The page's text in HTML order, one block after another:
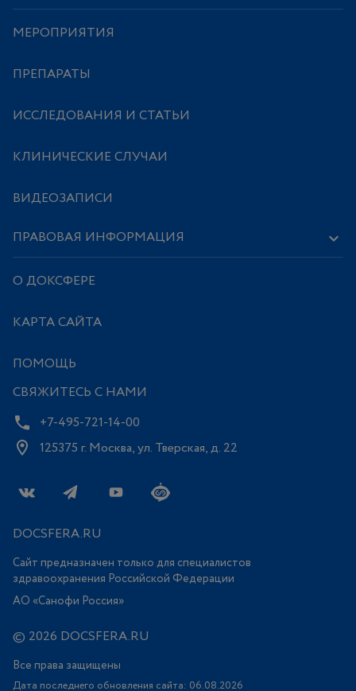
МЕРОПРИЯТИЯ
ПРЕПАРАТЫ
ИССЛЕДОВАНИЯ И СТАТЬИ
КЛИНИЧЕСКИЕ СЛУЧАИ
ВИДЕОЗАПИСИ
ПРАВОВАЯ ИНФОРМАЦИЯ
О ДОКСФЕРЕ
КАРТА САЙТА
ПОМОЩЬ
СВЯЖИТЕСЬ С НАМИ
+7-495-721-14-00
125375 г. Москва, ул. Тверская, д. 22
DOCSFERA.RU
Сайт предназначен только для специалистов
здравоохранения Российской Федерации
АО «Санофи Россия»
© 2026 DOCSFERA.RU
Все права защищены
Дата последнего обновления сайта: 06.08.2026